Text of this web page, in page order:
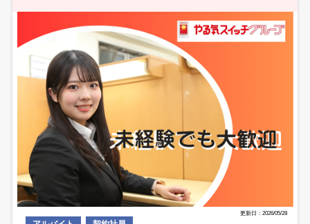
更新日：2026/05/28